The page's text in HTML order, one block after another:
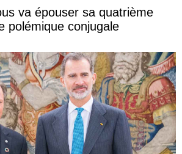
va épouser sa quatrième
polémique conjugale